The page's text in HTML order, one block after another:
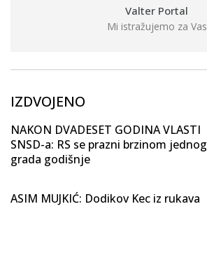
Valter Portal
Mi istražujemo za Vas
IZDVOJENO
NAKON DVADESET GODINA VLASTI
SNSD-a: RS se prazni brzinom jednog
grada godišnje
ASIM MUJKIĆ: Dodikov Kec iz rukava